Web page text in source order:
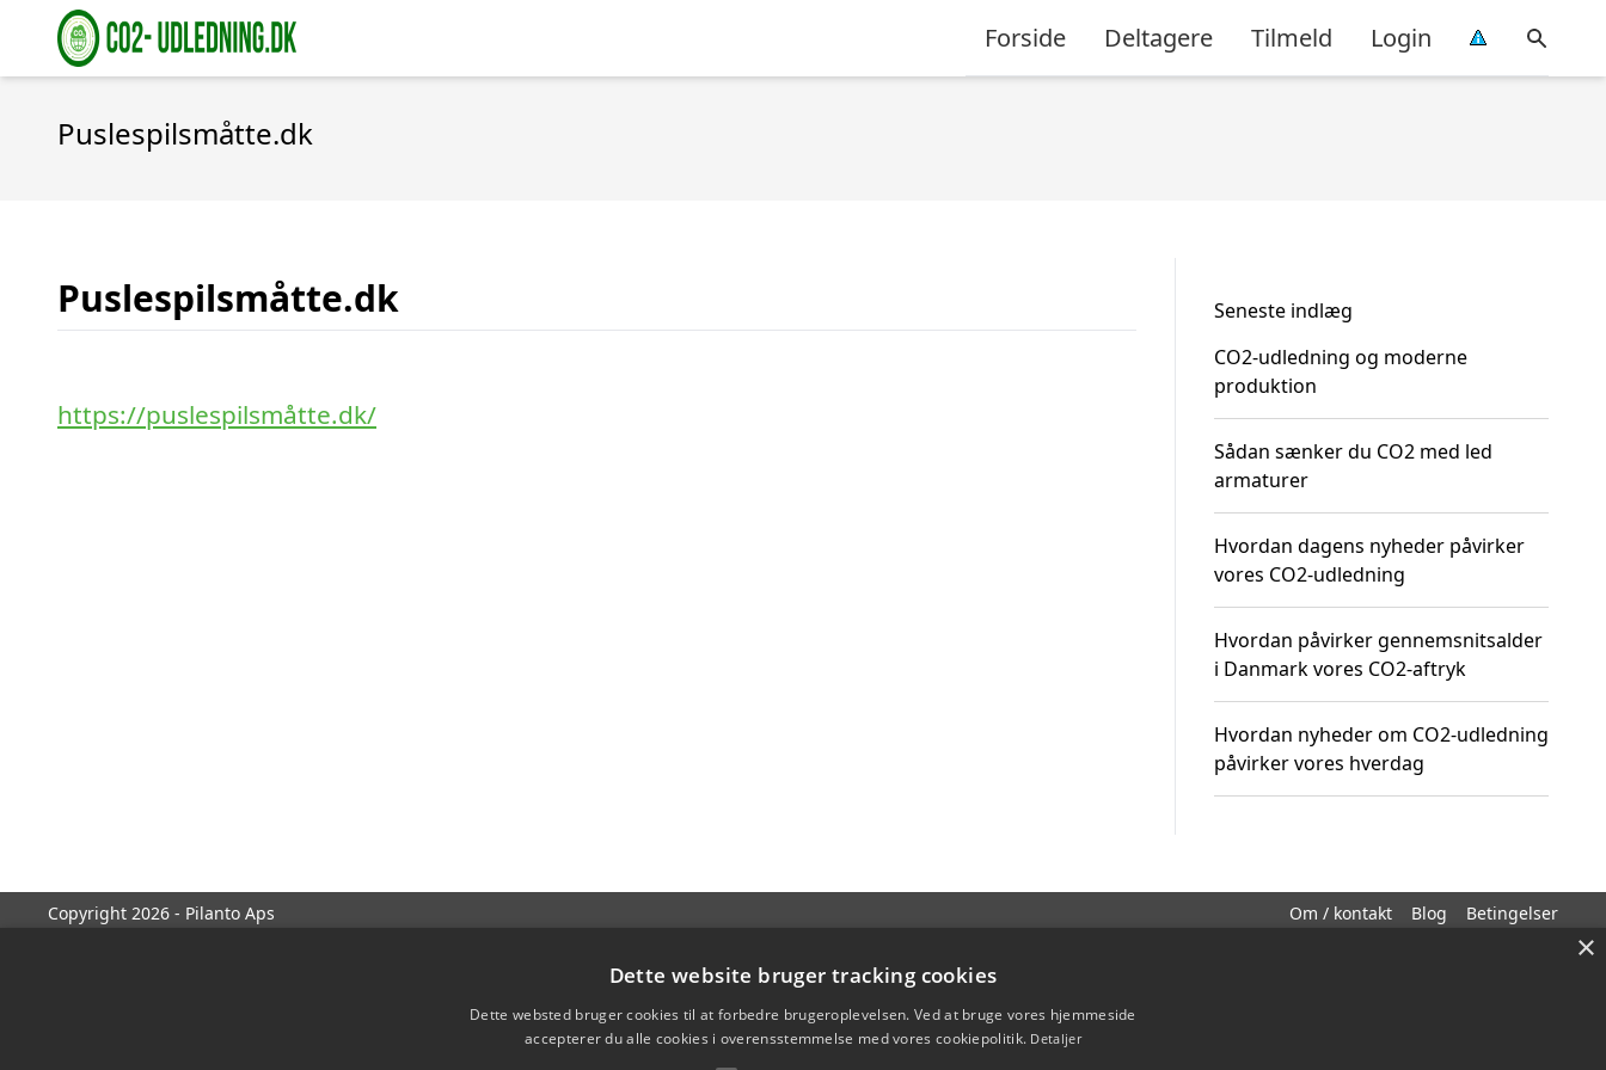
Forside Deltagere Tilmeld Login
Puslespilsmåtte.dk
Puslespilsmåtte.dk
https://puslespilsmåtte.dk/
Seneste indlæg
CO2-udledning og moderne
produktion
Sådan sænker du CO2 med led
armaturer
Hvordan dagens nyheder påvirker
vores CO2-udledning
Hvordan påvirker gennemsnitsalder
i Danmark vores CO2-aftryk
Hvordan nyheder om CO2-udledning
påvirker vores hverdag
Copyright 2026 - Pilanto Aps Om / kontakt Blog Betingelser
×
Dette website bruger tracking cookies
Dette websted bruger cookies til at forbedre brugeroplevelsen. Ved at bruge vores hjemmeside
accepterer du alle cookies i overensstemmelse med vores cookiepolitik. Detaljer